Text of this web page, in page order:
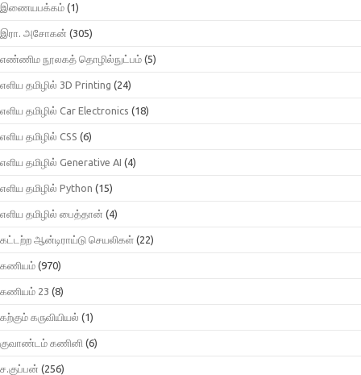
இணையபக்கம் (1)
இரா. அசோகன் (305)
எண்ணிம நூலகத் தொழில்நுட்பம் (5)
எளிய தமிழில் 3D Printing (24)
எளிய தமிழில் Car Electronics (18)
எளிய தமிழில் CSS (6)
எளிய தமிழில் Generative AI (4)
எளிய தமிழில் Python (15)
எளிய தமிழில் பைத்தான் (4)
கட்டற்ற ஆன்டிராய்டு செயலிகள் (22)
கணியம் (970)
கணியம் 23 (8)
கற்கும் கருவியியல் (1)
குவாண்டம் கணினி (6)
ச.குப்பன் (256)